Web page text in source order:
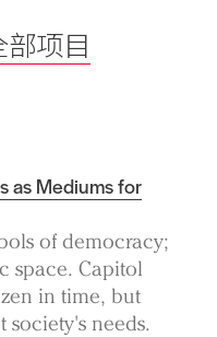
部项目
as Mediums for
of democracy;
space. Capitol
in time, but
society's needs.